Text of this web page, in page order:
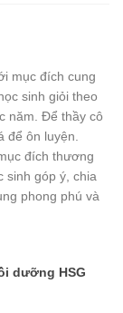
mục đích cung
sinh giỏi theo
năm. Để thầy cô
để ôn luyện.
đích thương
sinh góp ý, chia
phong phú và
dưỡng HSG